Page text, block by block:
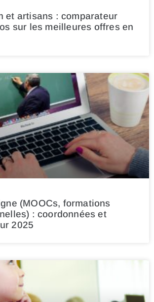
et artisans : comparateur
sur les meilleures offres en
(MOOCs, formations
: coordonnées et
2025